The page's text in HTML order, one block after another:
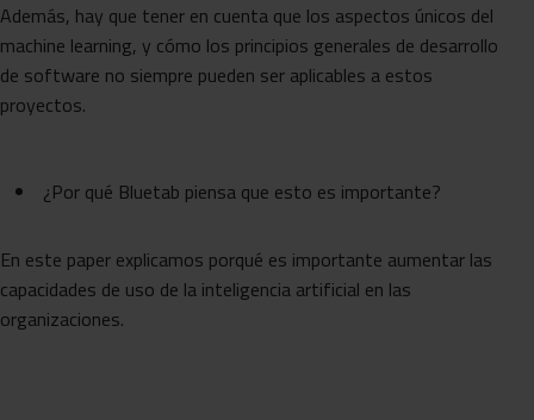
Además, hay que tener en cuenta que los aspectos únicos del
machine learning, y cómo los principios generales de desarrollo
de software no siempre pueden ser aplicables a estos
proyectos.
¿Por qué Bluetab piensa que esto es importante?
En este paper explicamos porqué es importante aumentar las
capacidades de uso de la inteligencia artificial en las
organizaciones.